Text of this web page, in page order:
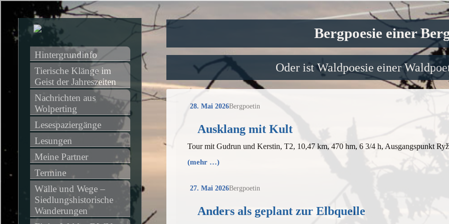
Bergpoesie einer
Oder ist Waldpoesie einer
28. Mai 2026Bergpoetin
Ausklang mit Kult
Tour mit Gudrun und Kerstin, T2, 10,47 km, 470 hm, 6 3/4 h, Ausgangspunkt
(mehr …)
27. Mai 2026Bergpoetin
Anders als geplant zur Elbquelle
Hintergrundinfo
Tierische Klänge im
Geist der Jahreszeiten
Nachrichten aus
Wolperting
Lesespaziergänge
Lesungen
Meine Partner
Termine
Wälle und Wege –
Siedlungshistorische
Wanderungen